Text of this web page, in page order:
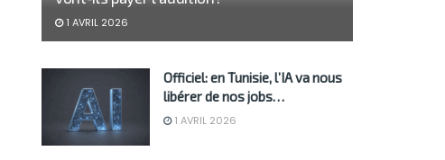
1 AVRIL 2026
Officiel: en Tunisie, l’IA va nous
libérer de nos jobs…
1 AVRIL 2026